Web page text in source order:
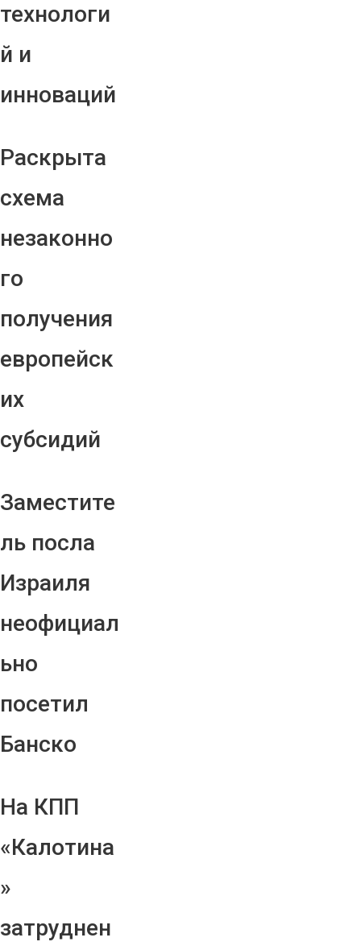
технологи
й и
инноваций
Раскрыта
схема
незаконно
го
получения
европейск
их
субсидий
Заместите
ль посла
Израиля
неофициал
ьно
посетил
Банско
На КПП
«Калотина
»
затруднен